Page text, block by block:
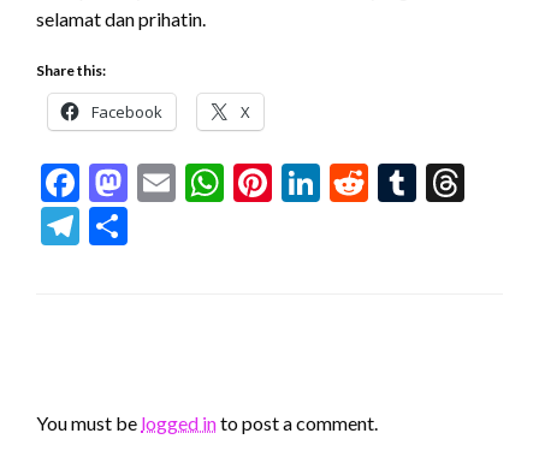
selamat dan prihatin.
Share this:
Facebook X
Facebook
Mastodon
EmailWhatsApp
Pinterest
LinkedIn
RedditTumblr
Telegram
You must be logged into post a comment.